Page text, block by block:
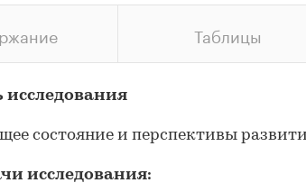
Таблицы
исследования
состояние и перспективы
исследования: